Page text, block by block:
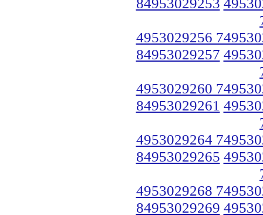
4953029256
84953029257
4953029260
84953029261
4953029264
84953029265
4953029268
84953029269